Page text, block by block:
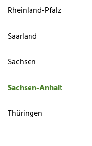
Rheinland-Pfalz
Saarland
Sachsen
Sachsen-Anhalt
Thüringen